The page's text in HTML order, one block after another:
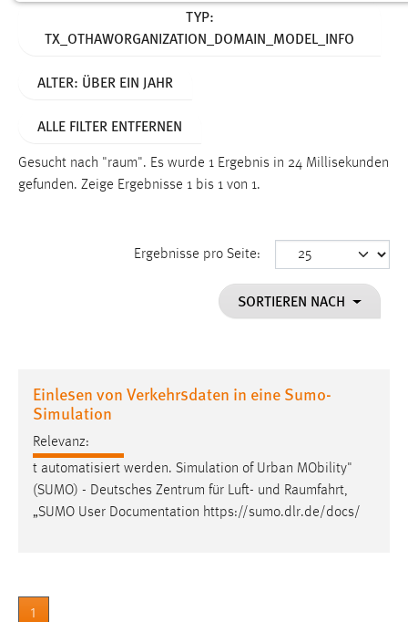
TYP:
TX_OTHAWORGANIZATION_DOMAIN_MODEL_INFO
ALTER: ÜBER EIN JAHR
ALLE FILTER ENTFERNEN
Gesucht nach "raum". Es wurde 1 Ergebnis in 24 Millisekunden
gefunden. Zeige Ergebnisse 1 bis 1 von 1.
Ergebnisse pro Seite:
SORTIEREN NACH
Einlesen von Verkehrsdaten in eine Sumo-
Simulation
Relevanz:
t automatisiert werden. Simulation of Urban MObility"
(SUMO) - Deutsches Zentrum für Luft- und Raumfahrt,
„SUMO User Documentation https://sumo.dlr.de/docs/
1
Notwendige Cookies ermöglichen grundlegende
Funktionen und sind für die einwandfreie Funktion der
cookie_consent
Zweck:
Cookie Laufzeit:
staticfilecache
Für performante Seitenauslieferung wird in diesem Cookie
gespeichert, ob man eingeloggt ist.
Sprachpräferenz